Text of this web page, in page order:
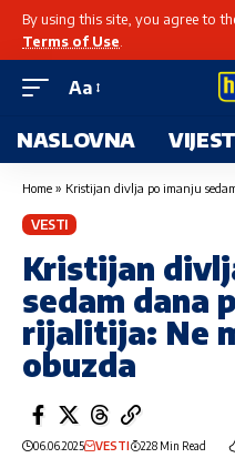
By using this site, you agree to
Terms of Use
Aa
NASLOVNA
Home » Kristijan divlja po imanju sedam
VESTI
Kristijan
sedam dana
rijalitija: Ne
obuzda
06.06.2025 VESTI 228 Min Read